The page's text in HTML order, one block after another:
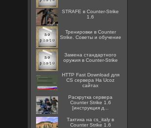
STRAFE в Counter-Strike
1.6
Тренировки в Counter
Strike. Советы и обучение
Замена стандартного
оружия в Counter-Strike
HTTP Fast Download для
CS сервера На Ucoz
сайтах
Раскрутка сервера
Counter Strike 1.6
[инструкция д...
Тактика на cs_italy в
Counter Strike 1.6